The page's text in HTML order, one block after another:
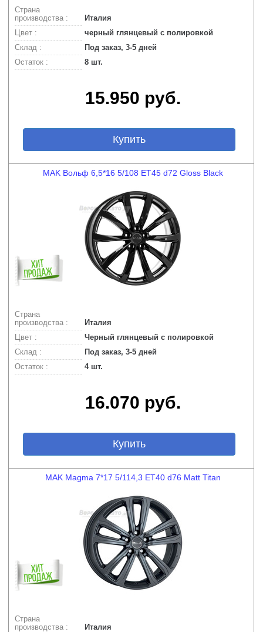
Страна
производства :
Италия
Цвет :
черный глянцевый с полировкой
Склад :
Под заказ, 3-5 дней
Остаток :
8 шт.
15.950 руб.
Купить
MAK Вольф 6,5*16 5/108 ET45 d72 Gloss Black
Страна
производства :
Италия
Цвет :
Черный глянцевый с полировкой
Склад :
Под заказ, 3-5 дней
Остаток :
4 шт.
16.070 руб.
Купить
MAK Magma 7*17 5/114,3 ET40 d76 Matt Titan
Страна
производства :
Италия